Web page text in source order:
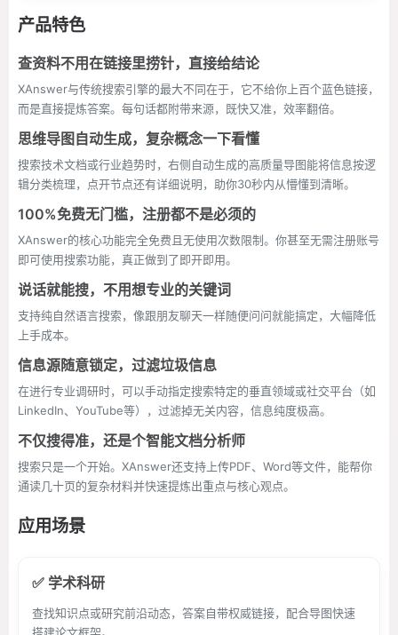
产品特色
查资料不用在链接里捞针，直接给结论
XAnswer与传统搜索引擎的最大不同在于，它不给你上百个蓝色链接，
而是直接提炼答案。每句话都附带来源，既快又准，效率翻倍。
思维导图自动生成，复杂概念一下看懂
搜索技术文档或行业趋势时，右侧自动生成的高质量导图能将信息按逻
辑分类梳理，点开节点还有详细说明，助你30秒内从懵懂到清晰。
100%免费无门槛，注册都不是必须的
XAnswer的核心功能完全免费且无使用次数限制。你甚至无需注册账号
即可使用搜索功能，真正做到了即开即用。
说话就能搜，不用想专业的关键词
支持纯自然语言搜索，像跟朋友聊天一样随便问问就能搞定，大幅降低
上手成本。
信息源随意锁定，过滤垃圾信息
在进行专业调研时，可以手动指定搜索特定的垂直领域或社交平台（如
LinkedIn、YouTube等），过滤掉无关内容，信息纯度极高。
不仅搜得准，还是个智能文档分析师
搜索只是一个开始。XAnswer还支持上传PDF、Word等文件，能帮你
通读几十页的复杂材料并快速提炼出重点与核心观点。
应用场景
✅ 学术科研
查找知识点或研究前沿动态，答案自带权威链接，配合导图快速